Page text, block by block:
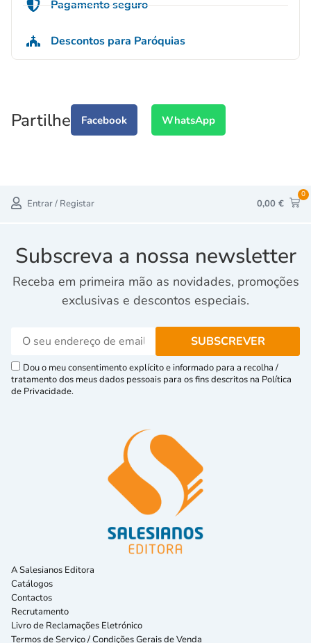
Pagamento seguro
Descontos para Paróquias
Partilhe Facebook WhatsApp
Entrar / Registar 0,00 €
0
Subscreva a nossa newsletter
Receba em primeira mão as novidades, promoções
exclusivas e descontos especiais.
Dou o meu consentimento explícito e informado para a recolha /
tratamento dos meus dados pessoais para os fins descritos na Política
de Privacidade.
A Salesianos Editora
Catálogos
Contactos
Recrutamento
Livro de Reclamações Eletrónico
Termos de Serviço / Condições Gerais de Venda